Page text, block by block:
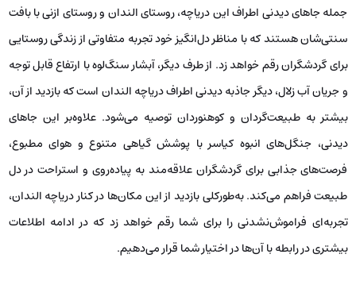
جمله جاهای دیدنی اطراف این دریاچه، روستای الندان و روستای ازنی با بافت
سنتی‌شان هستند که با مناظر دل‌انگیز خود تجربه متفاوتی از زندگی روستایی
برای گردشگران رقم خواهد زد. از طرف دیگر، آبشار سنگ‌لوه با ارتفاع قابل توجه
و جریان آب زلال، دیگر جاذبه دیدنی اطراف دریاچه الندان است که بازدید از آن،
بیشتر به طبیعت‌گردان و کوهنوردان توصیه می‌شود. علاوه‌بر این جاهای
دیدنی، جنگل‌های انبوه کیاسر با پوشش گیاهی متنوع و هوای مطبوع،
فرصت‌های جذابی برای گردشگران علاقه‌مند به پیاده‌روی و استراحت در دل
طبیعت فراهم می‌کند. به‌طورکلی بازدید از این مکان‌ها در کنار دریاچه الندان،
تجربه‌ای فراموش‌نشدنی را برای شما رقم خواهد زد که در ادامه اطلاعات
بیشتری در رابطه با آن‌ها در اختیار شما قرار می‌دهیم.